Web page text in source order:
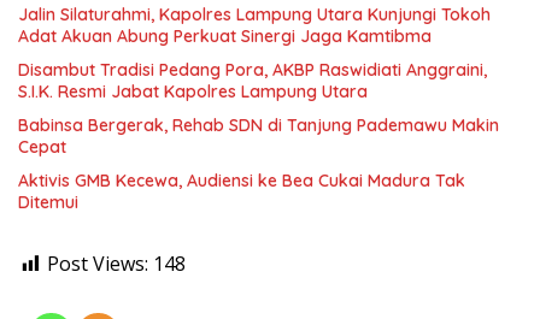
Jalin Silaturahmi, Kapolres Lampung Utara Kunjungi Tokoh
Adat Akuan Abung Perkuat Sinergi Jaga Kamtibma
Disambut Tradisi Pedang Pora, AKBP Raswidiati Anggraini,
S.I.K. Resmi Jabat Kapolres Lampung Utara
Babinsa Bergerak, Rehab SDN di Tanjung Pademawu Makin
Cepat
Aktivis GMB Kecewa, Audiensi ke Bea Cukai Madura Tak
Ditemui
Post Views: 148